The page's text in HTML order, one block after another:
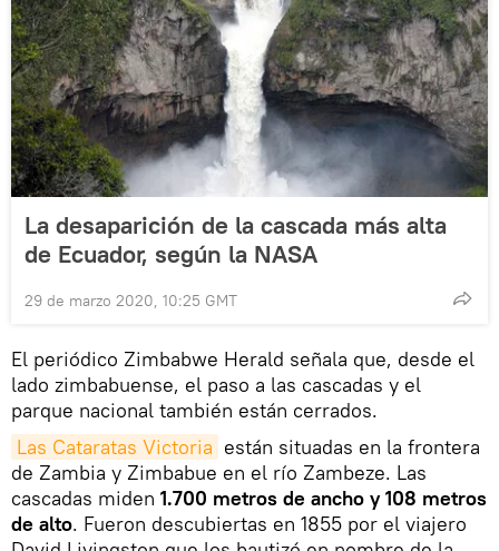
La desaparición de la cascada más alta
de Ecuador, según la NASA
29 de marzo 2020, 10:25 GMT
El periódico Zimbabwe Herald señala que, desde el
lado zimbabuense, el paso a las cascadas y el
parque nacional también están cerrados.
Las Cataratas Victoria están situadas en la frontera
de Zambia y Zimbabue en el río Zambeze. Las
cascadas miden 1.700 metros de ancho y 108 metros
de alto. Fueron descubiertas en 1855 por el viajero